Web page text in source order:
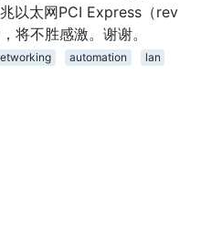
以太网PCI Express（rev
将不胜感激。谢谢。
automation
lan